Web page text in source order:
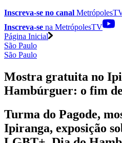
Inscreva-se no canal
Inscreva-se na MetrópolesTV
Página Inicial
São Paulo
São Paulo
Mostra gratuita no
Hambúrguer: o fim
Turma do Pagode,
Ipiranga, exposição